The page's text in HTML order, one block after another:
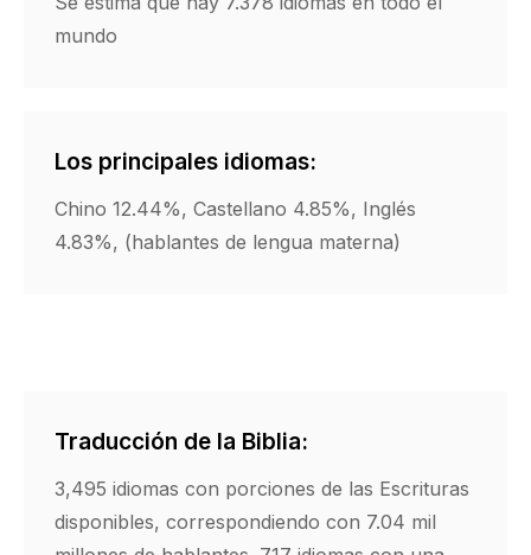
mundo
Los principales idiomas:
Chino 12.44%, Castellano 4.85%, Inglés
4.83%, (hablantes de lengua materna)
Traducción de la Biblia:
3,495 idiomas con porciones de las Escrituras
disponibles, correspondiendo con 7.04 mil